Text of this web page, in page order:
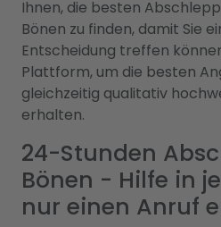
Ihnen, die besten
Bönen zu finden, damit Sie
Entscheidung treffen
Plattform, um die besten
gleichzeitig qualitativ
erhalten.
24-Stunden
Bönen - Hilfe in
nur einen Anruf